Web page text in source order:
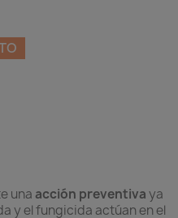
una acción preventivaya
y el fungicida actúan en el